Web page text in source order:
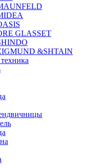
GLASSET
&SHTAIN